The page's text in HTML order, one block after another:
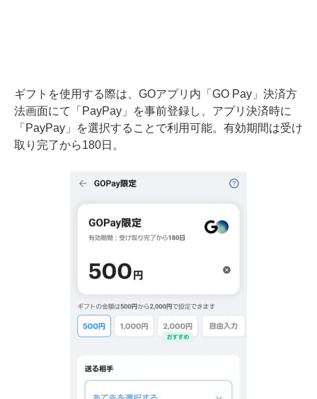
ギフトを使用する際は、GOアプリ内「GO Pay」決済方
法画面にて「PayPay」を事前登録し、アプリ決済時に
「PayPay」を選択することで利用可能。有効期間は受け
取り完了から180日。